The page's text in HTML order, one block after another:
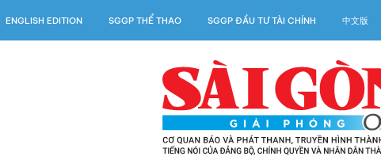
ENGLISH EDITION SGGP THỂ THAO SGGP ĐẦU TƯ TÀI CHÍNH 中文版